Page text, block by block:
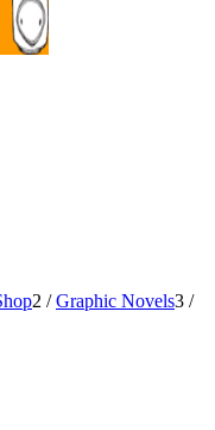
2 / Graphic Novels3 /